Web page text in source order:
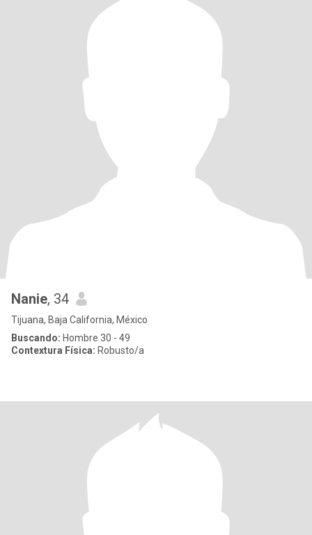
Nanie, 34
Tijuana, Baja California, México
Buscando: Hombre 30 - 49
Contextura Física: Robusto/a